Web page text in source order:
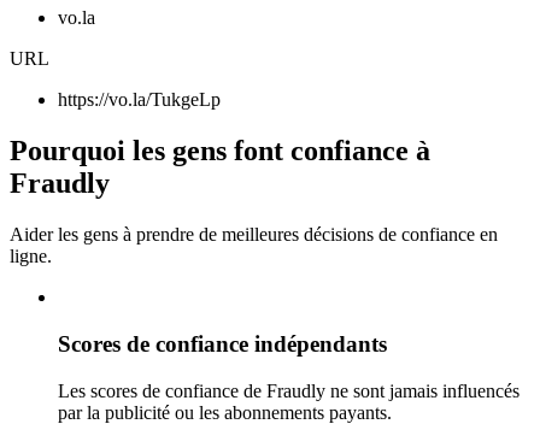
vo.la
URL
https://vo.la/TukgeLp
Pourquoi les gens font confiance à
Fraudly
Aider les gens à prendre de meilleures décisions de confiance en
ligne.
Scores de confiance indépendants
Les scores de confiance de Fraudly ne sont jamais influencés
par la publicité ou les abonnements payants.